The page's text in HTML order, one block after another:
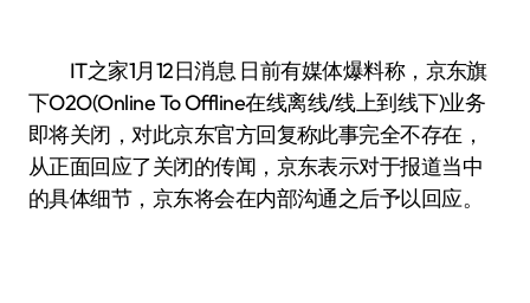
IT之家1月12日消息 日前有媒体爆料称，京东旗
下O2O(Online To Offline在线离线/线上到线下)业务
即将关闭，对此京东官方回复称此事完全不存在，
从正面回应了关闭的传闻，京东表示对于报道当中
的具体细节，京东将会在内部沟通之后予以回应。